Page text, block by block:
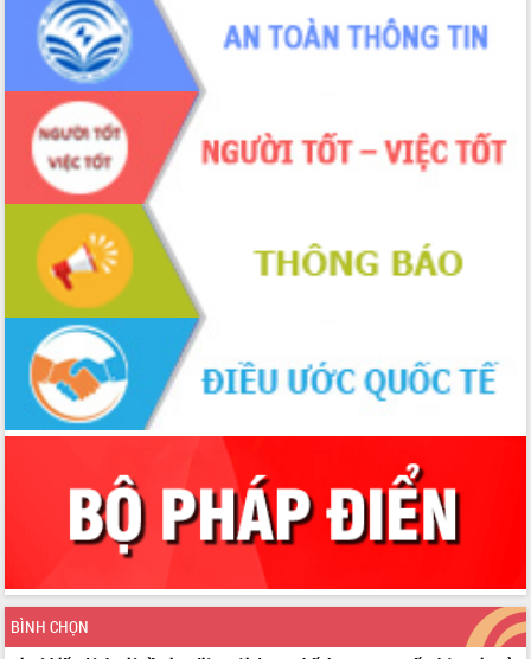
Chủ tịch UBND tỉnh Tạ Anh Tuấn thăm,
chúc mừng các bệnh viện nhân Ngày
Thầy thuốc Việt Nam
Rộn ràng lễ hội truyền thống Sông
nước Đà Nông lần thứ I năm 2026
Kỳ họp Chuyên đề lần thứ Năm, HĐND
tỉnh Đắk Lắk thông qua các nghị quyết
quan trọng
Thống nhất danh sách giới thiệu ứng
cử đại biểu Quốc hội khoá XVI và đại
biểu HĐND tỉnh Đắk Lắk, nhiệm kỳ
2026-2031
Phát động hai phong trào thi đua quan
trọng trong kỷ nguyên mới
Hội nghị lần thứ tư Ban Chỉ đạo công
tác bầu cử tỉnh Đắk Lắk
Hội nghị Báo cáo viên Trung ương
Phó Thủ tướng Hồ Quốc Dũng đánh giá
cao kết quả Chiến dịch Quang Trung
tại Đắk Lắk
Hội nghị Ban Chấp hành Đảng bộ tỉnh
Đắk Lắk lần thứ 2 (mở rộng)
Tập trung giải phóng mặt bằng, đẩy
nhanh tiến độ Tuyến đường bộ ven
BÌNH CHỌN